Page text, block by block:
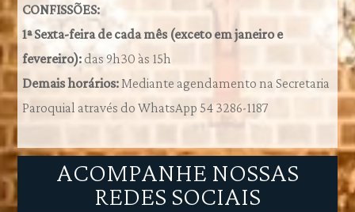
CONFISSÕES:
1ª Sexta-feira de cada mês (exceto em janeiro e
fevereiro): das 9h30 às 15h
Demais horários: Mediante agendamento na Secretaria
Paroquial através doWhatsApp 54 3286-1187
ACOMPANHE NOSSAS
REDES SOCIAIS